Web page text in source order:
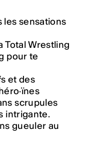
les sensations
Total Wrestling
pour te
et des
scrupules
intrigante.
gueuler au